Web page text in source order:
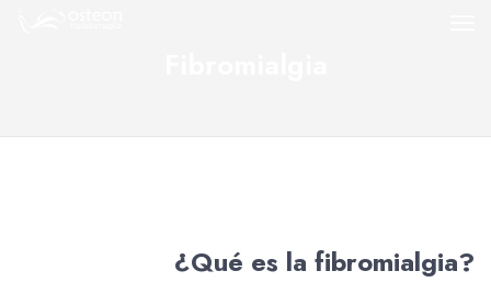
¿Qué es la fibromialgia?